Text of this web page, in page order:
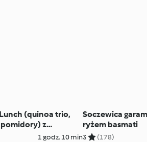
(quinoa trio,
z
z indyka i surówką
1 godz. 10 min
Soczewica
ryżem basmati
3 (178)